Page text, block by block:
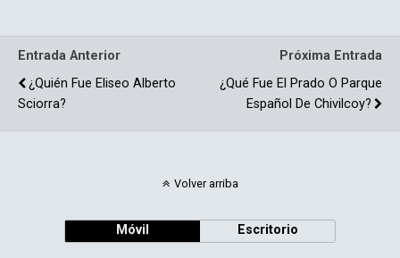
k
Entrada Anterior
¿Quién Fue Eliseo Alberto
Sciorra?
Próxima Entrada
¿Qué Fue El Prado O Parque
Español De Chivilcoy?
Volver arriba
Móvil Escritorio